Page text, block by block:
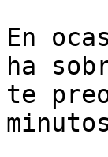
En
ha
te